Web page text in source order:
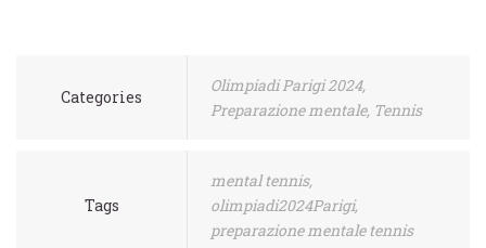
Categories
Olimpiadi Parigi 2024,
Preparazione mentale, Tennis
Tags
mental tennis,
olimpiadi2024Parigi,
preparazione mentale tennis